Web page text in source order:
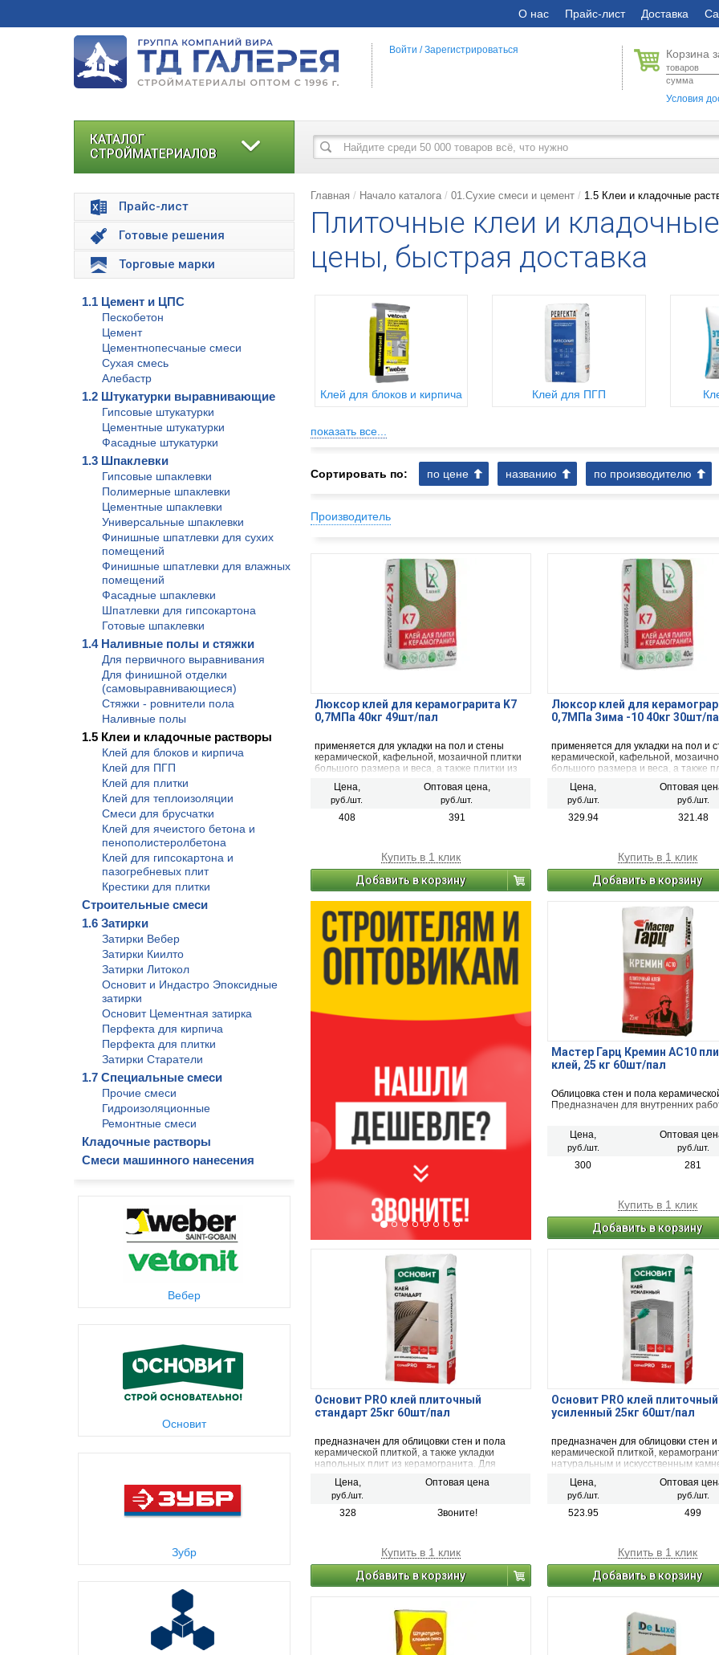
О нас Прайс-лист Доставка
Корзина
товаров
сумма
Условия
Войти /Зарегистрироваться
КАТАЛОГ
СТРОЙМАТЕРИАЛОВ
Прайс-лист
Готовые решения
Торговые марки
1.1 Цемент и ЦПС
Пескобетон
Цемент
Цементнопесчаные смеси
Сухая смесь
Алебастр
1.2 Штукатурки выравнивающие
Гипсовые штукатурки
Цементные штукатурки
Фасадные штукатурки
1.3 Шпаклевки
Гипсовые шпаклевки
Полимерные шпаклевки
Цементные шпаклевки
Универсальные шпаклевки
Финишные шпатлевки для сухих
помещений
Финишные шпатлевки для влажных
помещений
Фасадные шпаклевки
Шпатлевки для гипсокартона
Готовые шпаклевки
1.4 Наливные полы и стяжки
Для первичного выравнивания
Для финишной отделки
(самовыравнивающиеся)
Стяжки - ровнители пола
Наливные полы
1.5 Клеи и кладочные растворы
Клей для блоков и кирпича
Клей для ПГП
Клей для плитки
Клей для теплоизоляции
Смеси для брусчатки
Клей для ячеистого бетона и
пенополистеролбетона
Клей для гипсокартона и
пазогребневых плит
Крестики для плитки
Строительные смеси
1.6 Затирки
Затирки Вебер
Затирки Киилто
Затирки Литокол
Основит и Индастро Эпоксидные
затирки
Основит Цементная затирка
Перфекта для кирпича
Перфекта для плитки
Затирки Старатели
1.7 Специальные смеси
Прочие смеси
Гидроизоляционные
Ремонтные смеси
Кладочные растворы
Смеси машинного нанесения
Вебер
Основит
Зубр
Главная Начало каталога 01.Сухие смеси и цемент 1.5 Клеи и кладочные
Плиточные клеи и
цены, быстрая доставка
Клей для блоков и кирпича Клей для ПГП
показать все...
Сортировать по: по цене названию по производителю
Производитель
Люксор клей для керамограрита K7
0,7МПа 40кг 49шт/пал
применяется для укладки на пол и стены
керамической, кафельной, мозаичной плитки
большого размера и веса, а также плитки из
камня.Цена,
руб./шт.
Оптовая цена,
руб./шт.
408 391
Купить в 1 клик
Добавить в корзину
Люксор клей для
0,7МПа Зима -10 40кг 30шт/
применяется для укладки на пол и
керамической, кафельной,
большого размера и веса, а также
камня.Цена,
руб./шт.
Оптовая
руб./шт.
329.94 321.48
Купить в 1 клик
Добавить в корзину
Мастер Гарц Кремин AC10
клей, 25 кг 60шт/пал
Облицовка стен и пола
Предназначен для внутренних
Цена,
руб./шт.
Оптовая
руб./шт.
300 281
Купить в 1 клик
Добавить в корзину
Основит PRO клей плиточный
стандарт 25кг 60шт/пал
предназначен для облицовки стен и пола
керамической плиткой, а также укладки
напольных плит из керамогранита. Для
Цена,
руб./шт.
Оптовая цена
328 Звоните!
Купить в 1 клик
Добавить в корзину
Основит PRO клей плиточный
усиленный 25кг 60шт/пал
предназначен для облицовки стен
керамической плиткой,
натуральным и искусственным
Цена,
руб./шт.
Оптовая
руб./шт.
523.95 499
Купить в 1 клик
Добавить в корзину